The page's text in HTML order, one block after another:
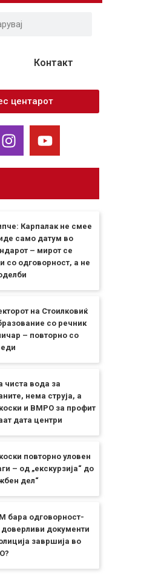
Контакт
центарот
Карпалак не смее
само датум во
– мирот се
со одговорност, а не
на Стоилковиќ
со речник
– повторно со
чиста вода за
нема струја, а
и ВМРО за профит
дата центри
повторно уловен
– од „екскурзија“ до
дел“
бара одговорност-
доверливи документи
завршија во